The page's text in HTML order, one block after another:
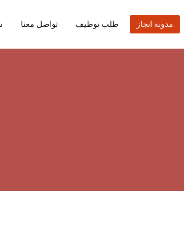
مدونة انجاز طلب توظيف تواصل معنا